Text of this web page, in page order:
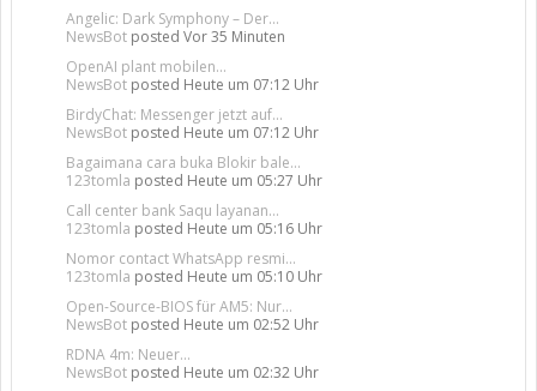
Angelic: Dark Symphony – Der...
NewsBot posted Vor 35 Minuten
OpenAI plant mobilen...
NewsBot posted Heute um 07:12 Uhr
BirdyChat: Messenger jetzt auf...
NewsBot posted Heute um 07:12 Uhr
Bagaimana cara buka Blokir bale...
123tomla posted Heute um 05:27 Uhr
Call center bank Saqu layanan...
123tomla posted Heute um 05:16 Uhr
Nomor contact WhatsApp resmi...
123tomla posted Heute um 05:10 Uhr
Open-Source-BIOS für AM5: Nur...
NewsBot posted Heute um 02:52 Uhr
RDNA 4m: Neuer...
NewsBot posted Heute um 02:32 Uhr